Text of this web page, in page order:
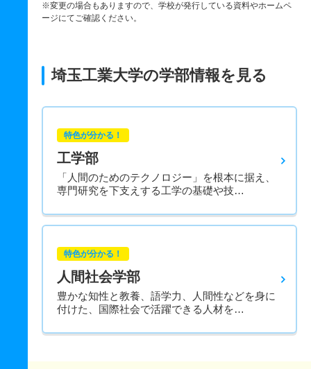
※変更の場合もありますので、学校が発行している資料やホームペ
ージにてご確認ください。
埼玉工業大学の学部情報を見る
特色が分かる！
工学部
「人間のためのテクノロジー」を根本に据え、
専門研究を下支えする工学の基礎や技…
特色が分かる！
人間社会学部
豊かな知性と教養、語学力、人間性などを身に
付けた、国際社会で活躍できる人材を…